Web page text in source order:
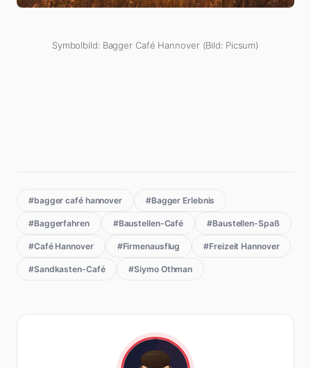
Symbolbild: Bagger Café Hannover (Bild: Picsum)
#bagger café hannover #Bagger Erlebnis
#Baggerfahren #Baustellen-Café #Baustellen-Spaß
#Café Hannover #Firmenausflug #Freizeit Hannover
#Sandkasten-Café #Siymo Othman